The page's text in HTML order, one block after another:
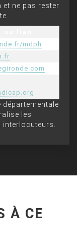
et ne pas rester
mdph
les
À CE